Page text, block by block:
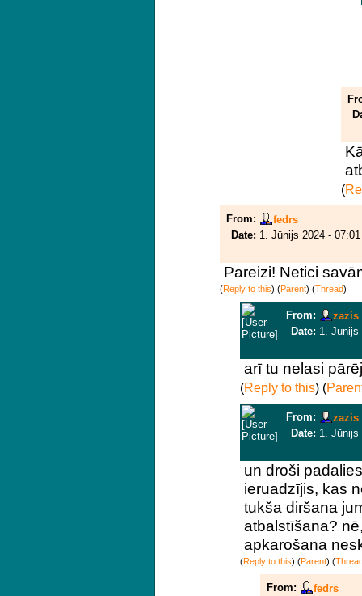
(
From:
fedrs
Date: 1. Jūnijs 2024 - 07:01
Pareizi! Netici
(Reply to this) (Parent) (Thread)
From:
zazis
Date: 1. Jūnijs
arī tu nelasi
(Reply to this) (
From:
zazis
Date: 1. Jūnijs
un droši
ieruadzījis, kas
tukša diršana
atbalstīšana?
apkarošana
(Reply to this) (Parent) (
From:
fedrs